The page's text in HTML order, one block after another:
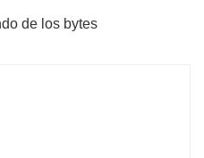
de los bytes